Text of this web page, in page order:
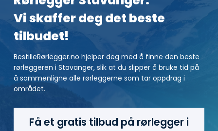
Vi skaffer deg det beste
tilbudet!
BestilleRørlegger.no hjelper deg med å finne den beste
rørleggeren i Stavanger, slik at du slipper å bruke tid på
å sammenligne alle rørleggerne som tar oppdrag i
området.
Få et gratis tilbud på rørlegger i